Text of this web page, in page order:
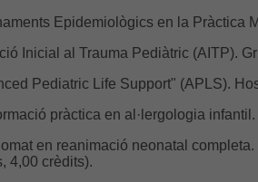
Epidemiològics en la Pràctica
Inicial al Trauma Pediàtric (AITP).
Pediatric Life Support" (APLS).
pràctica en al·lergologia
en reanimació neonatal
4,00 crèdits).